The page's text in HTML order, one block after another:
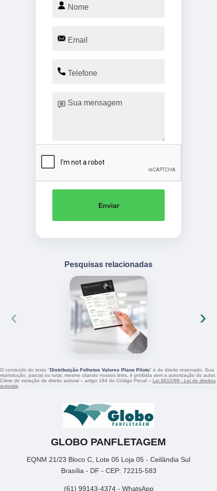
Enviar
Pesquisas relacionadas
‹ ›
O conteúdo do texto "Distribuição Folhetos Valores Plano Piloto" é de direito reservado. Sua
reprodução, parcial ou total, mesmo citando nossos links, é proibida sem a autorização do autor.
Crime de violação de direito autoral – artigo 184 do Código Penal – Lei 9610/98 - Lei de direitos
autorais
GLOBO PANFLETAGEM
EQNM 21/23 Bloco C, Lote 05 Loja 05 - Ceilândia Sul
Brasília - DF - CEP: 72215-583
(61) 99143-4374 - WhatsApp